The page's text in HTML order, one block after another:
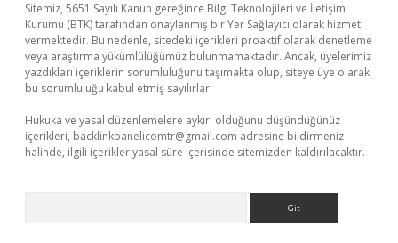
Sitemiz, 5651 Sayılı Kanun gereğince Bilgi Teknolojileri ve İletişim
Kurumu (BTK) tarafından onaylanmış bir Yer Sağlayıcı olarak hizmet
vermektedir. Bu nedenle, sitedeki içerikleri proaktif olarak denetleme
veya araştırma yükümlülüğümüz bulunmamaktadır. Ancak, üyelerimiz
yazdıkları içeriklerin sorumluluğunu taşımakta olup, siteye üye olarak
bu sorumluluğu kabul etmiş sayılırlar.
Hukuka ve yasal düzenlemelere aykırı olduğunu düşündüğünüz
içerikleri, backlinkpanelicomtr@gmail.com adresine bildirmeniz
halinde, ilgili içerikler yasal süre içerisinde sitemizden kaldırılacaktır.